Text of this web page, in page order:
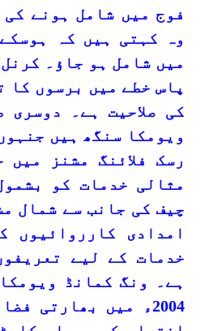
فوج میں شامل ہونے
وہ کہتی ہیں کہ
میں شامل ہو جاؤ۔
پاس خطے میں برسوں کا
کی صلاحیت ہے۔ دوسری
ویومکا سنگھ ہیں
رسک فلائنگ مشنز
مثالی خدمات کو
چیف کی جانب سے شمال
امدادی کارروائیوں
خدمات کے لیے
ہے۔ ونگ کمانڈ
2004ء میں بھارتی